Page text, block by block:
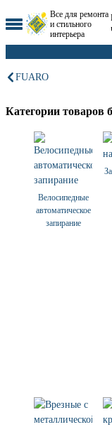
Все для ремонта
и стильного
интерьера
FUARO
Категории товаров
Велосипедные
автоматическое
запирание